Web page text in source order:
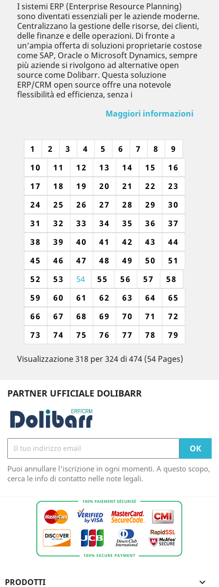
I sistemi ERP (Enterprise Resource Planning)
sono diventati essenziali per le aziende moderne.
Centralizzano la gestione delle risorse, dei clienti,
delle finanze e delle operazioni. Di fronte a
un’ampia offerta di soluzioni proprietarie costose
come SAP, Oracle o Microsoft Dynamics, sempre
più aziende si rivolgono ad alternative open
source come Dolibarr. Questa soluzione
ERP/CRM open source offre una notevole
flessibilità ed efficienza, senza i
Maggiori informazioni
1 2 3 4 5 6 7 8
9
10
11 12 13 14 15
16
17
18 19 20 21 22
23
24
25 26 27 28 29
30
31
32 33 34 35 36
37
38
39 40 41 42 43
44
45
46 47 48 49 50
51
52
53 54 55 56 57
58
59
60 61 62 63 64
65
66
67 68 69 70 71
72
73
74 75 76 77 78 79
Visualizzazione 318 per 324 di 474 (54 Pages)
PARTNER UFFICIALE DOLIBARR
Puoi annullare l'iscrizione in ogni momenti. A questo scopo,
cerca le info di contatto nelle note legali.
PRODOTTI 